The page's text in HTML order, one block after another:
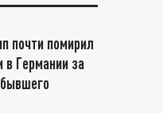
почти помирил
в Германии за